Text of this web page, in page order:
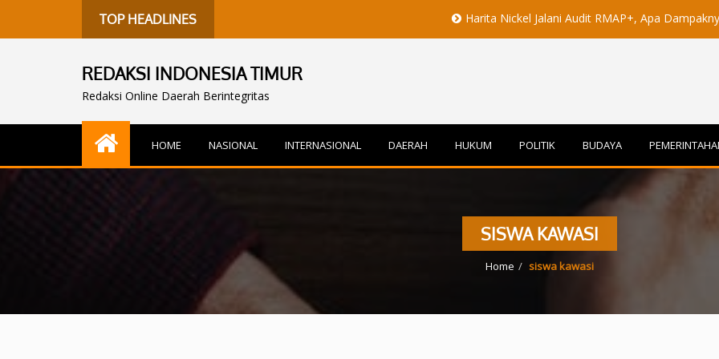
TOP HEADLINES Harita Nickel Jalani Audit RMAP+, Apa Dampaknya untuk
REDAKSI INDONESIA TIMUR
Redaksi Online Daerah Berintegritas
HOME NASIONAL INTERNASIONAL DAERAH HUKUM POLITIK BUDAYA
SISWA KAWASI
Home siswa kawasi